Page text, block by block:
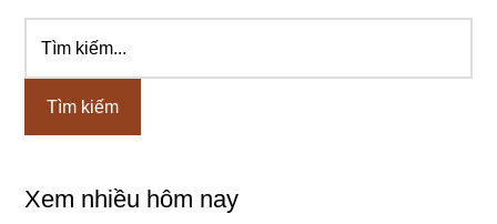
Sidebar
chính
kiếm...
Xem nhiều hôm nay